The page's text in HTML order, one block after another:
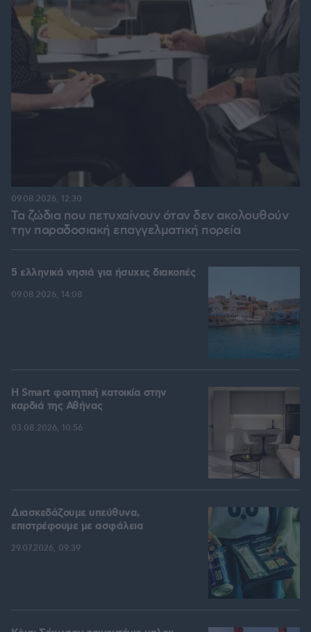
Τα ζώδια που πετυχαίνουν όταν δεν ακολουθούν
την παραδοσιακή επαγγελματική πορεία
09.08.2026, 12:30
5 ελληνικά νησιά για ήσυχες διακοπές
09.08.2026, 14:08
Η Smart φοιτητική κατοικία στην
καρδιά της Αθήνας
03.08.2026, 10:56
Διασκεδάζουμε υπεύθυνα,
επιστρέφουμε με ασφάλεια
29.07.2026, 09:39